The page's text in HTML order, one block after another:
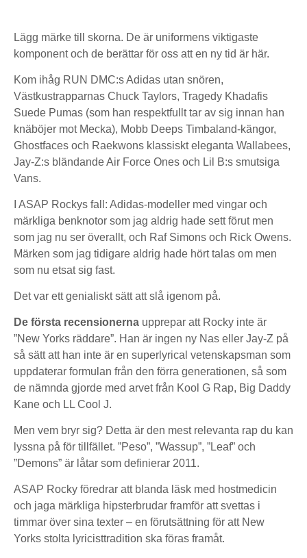
Lägg märke till skorna. De är uniformens viktigaste
komponent och de berättar för oss att en ny tid är här.
Kom ihåg RUN DMC:s Adidas utan snören,
Västkustrapparnas Chuck Taylors, Tragedy Khadafis
Suede Pumas (som han respektfullt tar av sig innan han
knäböjer mot Mecka), Mobb Deeps Timbaland-kängor,
Ghostfaces och Raekwons klassiskt eleganta Wallabees,
Jay-Z:s bländande Air Force Ones och Lil B:s smutsiga
Vans.
I ASAP Rockys fall: Adidas-modeller med vingar och
märkliga benknotor som jag aldrig hade sett förut men
som jag nu ser överallt, och Raf Simons och Rick Owens.
Märken som jag tidigare aldrig hade hört talas om men
som nu etsat sig fast.
Det var ett genialiskt sätt att slå igenom på.
De första recensionerna upprepar att Rocky inte är
”New Yorks räddare”. Han är ingen ny Nas eller Jay-Z på
så sätt att han inte är en superlyrical vetenskapsman som
uppdaterar formulan från den förra generationen, så som
de nämnda gjorde med arvet från Kool G Rap, Big Daddy
Kane och LL Cool J.
Men vem bryr sig? Detta är den mest relevanta rap du kan
lyssna på för tillfället. ”Peso”, ”Wassup”, ”Leaf” och
”Demons” är låtar som definierar 2011.
ASAP Rocky föredrar att blanda läsk med hostmedicin
och jaga märkliga hipsterbrudar framför att svettas i
timmar över sina texter – en förutsättning för att New
Yorks stolta lyricisttradition ska föras framåt.